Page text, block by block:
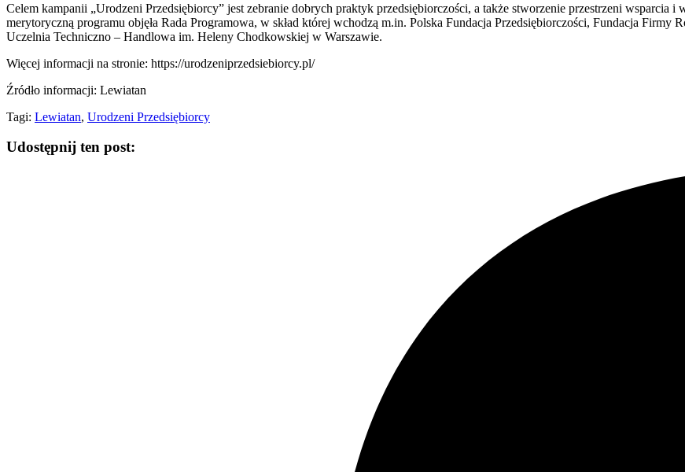
Celem kampanii „Urodzeni Przedsiębiorcy” jest zebranie dobrych praktyk przedsiębiorczości, a także stworzenie przestrzeni wsparcia
merytoryczną programu objęła Rada Programowa, w skład której wchodzą m.in. Polska Fundacja Przedsiębiorczości, Fundacja
Uczelnia Techniczno – Handlowa im. Heleny Chodkowskiej w Warszawie.
Więcej informacji na stronie: https://urodzeniprzedsiebiorcy.pl/
Źródło informacji: Lewiatan
Tagi: Lewiatan, Urodzeni Przedsiębiorcy
Udostępnij ten post: